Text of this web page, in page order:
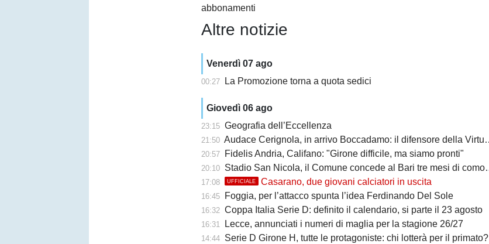
abbonamenti
Altre notizie
Venerdì 07 ago
00:27 La Promozione torna a quota sedici
Giovedì 06 ago
23:15 Geografia dell’Eccellenza
21:50 Audace Cerignola, in arrivo Boccadamo: il difensore della Virtus Entella verso il prestito in gialloblù
20:57 Fidelis Andria, Califano: "Girone difficile, ma siamo pronti"
20:10 Stadio San Nicola, il Comune concede al Bari tre mesi di comodato d’uso precario: i dettagli
17:08 UFFICIALE Casarano, due giovani calciatori in uscita
16:45 Foggia, per l’attacco spunta l’idea Ferdinando Del Sole
16:32 Coppa Italia Serie D: definito il calendario, si parte il 23 agosto
16:31 Lecce, annunciati i numeri di maglia per la stagione 26/27
14:44 Serie D Girone H, tutte le protagoniste: chi lotterà per il primato?